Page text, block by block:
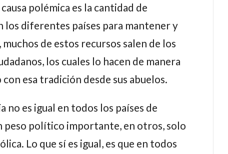
polémica es la cantidad de
los diferentes países para mantener y
de estos recursos salen de los
los cuales lo hacen de manera
esa tradición desde sus abuelos.
no es igual en todos los países de
peso político importante, en otros, solo
Lo que sí es igual, es que en todos